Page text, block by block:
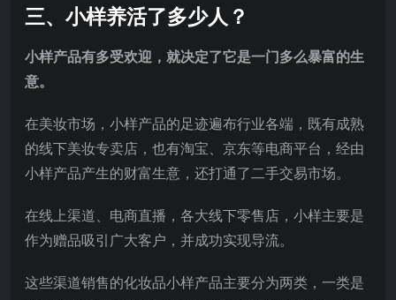
三、 小样养活了多少人？
小样产品有多受欢迎，就决定了它是一门多么暴富的生
意。
在美妆市场，小样产品的足迹遍布行业各端，既有成熟
的线下美妆专卖店，也有淘宝、京东等电商平台，经由
小样产品产生的财富生意，还打通了二手交易市场。
在线上渠道、电商直播，各大线下零售店，小样主要是
作为赠品吸引广大客户，并成功实现导流。
这些渠道销售的化妆品小样产品主要分为两类，一类是